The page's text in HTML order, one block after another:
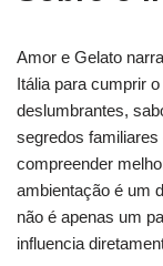
Amor e Gelato
Itália para cumprir
deslumbrantes,
segredos
compreender
ambientação é um
não é apenas um
influencia